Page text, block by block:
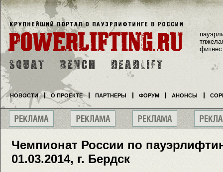
Чемпионат России по
01.03.2014, г. Бердск
фитнес
НОВОСТИ О ПРОЕКТЕ ПАРТНЕРЫ ФОРУМ АНОНСЫ